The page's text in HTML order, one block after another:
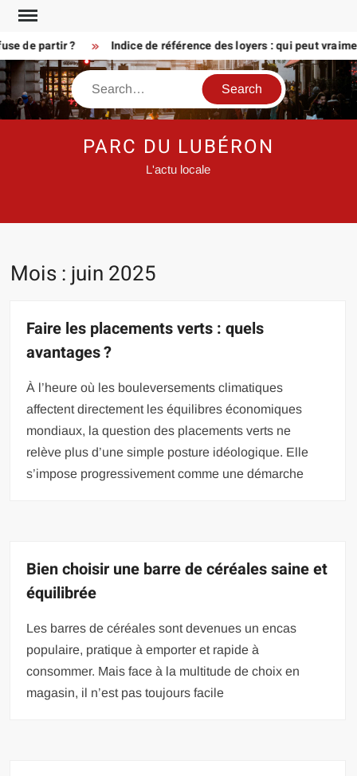
Skip
content
partir ? Indice de référence des loyers : qui peut vraiment
Search
PARC DU LUBÉRON
L'actu locale
Mois : juin 2025
Faire les placements verts : quels
avantages ?
À l’heure où les bouleversements climatiques
affectent directement les équilibres économiques
mondiaux, la question des placements verts ne
relève plus d’une simple posture idéologique. Elle
s’impose progressivement comme une démarche
Bien choisir une barre de céréales saine et
équilibrée
Les barres de céréales sont devenues un encas
populaire, pratique à emporter et rapide à
consommer. Mais face à la multitude de choix en
magasin, il n’est pas toujours facile